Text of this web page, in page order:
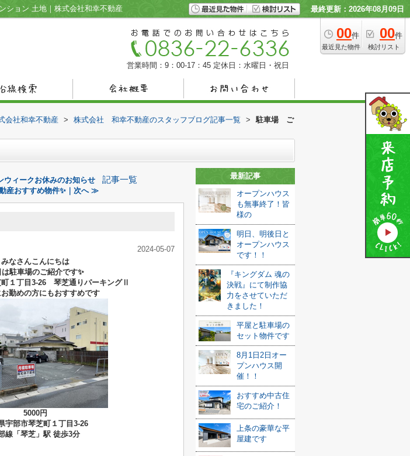
ション 土地｜株式会社和幸不動産 最終更新：2026年08月09日
00件
最近見た物件
00件
検討リスト
営業時間：9：00-17：45 定休日：水曜日・祝日
会社和幸不動産 > 株式会社 和幸不動産のスタッフブログ記事一覧 >
駐車場 ご
ィークお休みのお知らせ 記事一覧
産おすすめ物件✨｜次へ ≫
2024-05-07
みなさんこんにちは
駐車場のご紹介です✨
町１丁目3-26 琴芝通りパーキングⅡ
勤めの方にもおすすめです
5000円
宇部市琴芝町１丁目3-26
線「琴芝」駅 徒歩3分
最新記事
オープンハウス
も無事終了！皆
様の
明日、明後日と
オープンハウス
です！！
『キングダム 魂の
決戦』にて制作協
力をさせていただ
きました！
平屋と駐車場の
セット物件です
8月1日2日オー
プンハウス開
催！！
おすすめ中古住
宅のご紹介！
上条の豪華な平
屋建です